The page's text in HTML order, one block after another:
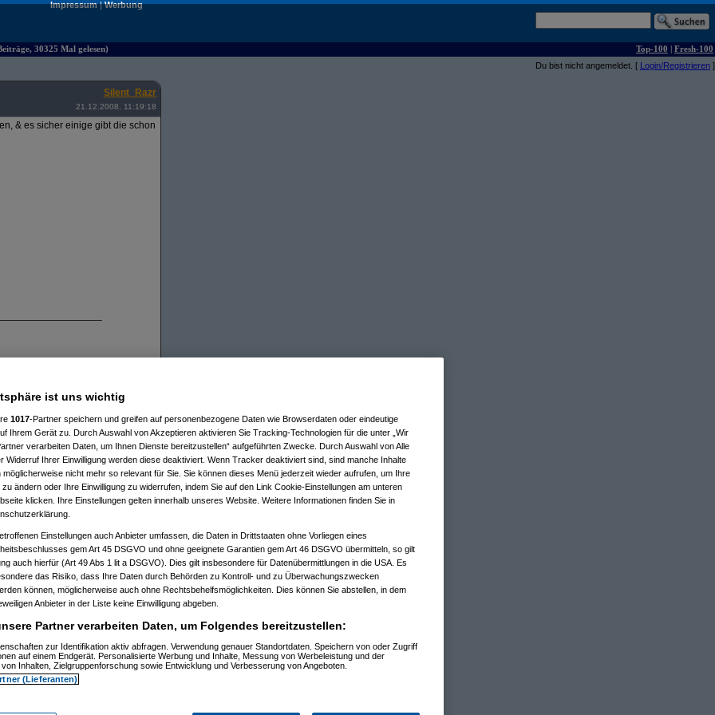
Impressum|Werbung
30325 Mal gelesen) Top-100 | Fresh-100
Du bist nicht angemeldet. [ Login/Registrieren ]
Silent_Razr
21.12.2008, 11:19:18
& es sicher einige gibt die schon
11:32:52)
11:35:10)
12:40:07)
21.12.2008, 12:43:46)
12:46:42)
21.12.2008, 12:48:51)
am 21.12.2008, 15:29:14)
am 21.12.2008, 12:49:41)
am 21.12.2008, 12:59:58)
am 22.12.2008, 19:52:16)
am 22.12.2008, 20:38:25)
am 22.12.2008, 20:56:19)
am 22.12.2008, 21:01:14)
am 22.12.2008, 21:06:19)
am 22.12.2008, 21:26:38)
ist uns wichtig
1017-Partner speichern und greifen auf personenbezogene Daten wie Browserdaten oder eindeutige
Ihrem Gerät zu. Durch Auswahl von Akzeptieren aktivieren Sie Tracking-Technologien für die unter „Wir
verarbeiten Daten, um Ihnen Dienste bereitzustellen“ aufgeführten Zwecke. Durch Auswahl von Alle
Widerruf Ihrer Einwilligung werden diese deaktiviert. Wenn Tracker deaktiviert sind, sind manche Inhalte
möglicherweise nicht mehr so relevant für Sie. Sie können dieses Menü jederzeit wieder aufrufen, um Ihre
zu ändern oder Ihre Einwilligung zu widerrufen, indem Sie auf den Link Cookie-Einstellungen am unteren
klicken. Ihre Einstellungen gelten innerhalb unseres Website. Weitere Informationen finden Sie in
Einstellungen auch Anbieter umfassen, die Daten in Drittstaaten ohne Vorliegen eines
gem Art 45 DSGVO und ohne geeignete Garantien gem Art 46 DSGVO übermitteln, so gilt
auch hierfür (Art 49 Abs 1 lit a DSGVO). Dies gilt insbesondere für Datenübermittlungen in die USA. Es
das Risiko, dass Ihre Daten durch Behörden zu Kontroll- und zu Überwachungszwecken
können, möglicherweise auch ohne Rechtsbehelfsmöglichkeiten. Dies können Sie abstellen, in dem
Anbieter in der Liste keine Einwilligung abgeben.
Partner verarbeiten Daten, um Folgendes bereitzustellen:
zur Identifikation aktiv abfragen. Verwendung genauer Standortdaten. Speichern von oder Zugriff
auf einem Endgerät. Personalisierte Werbung und Inhalte, Messung von Werbeleistung und der
Inhalten, Zielgruppenforschung sowie Entwicklung und Verbesserung von Angeboten.
(Lieferanten)